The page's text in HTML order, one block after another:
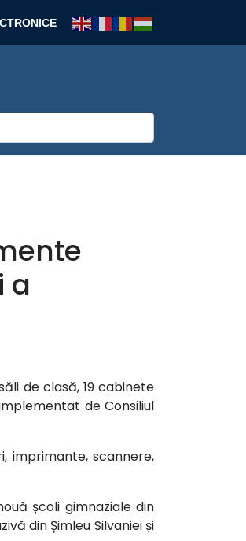
a
de clasă, 19 cabinete
de Consiliul
imprimante, scannere,
școli gimnaziale din
din Șimleu Silvaniei și